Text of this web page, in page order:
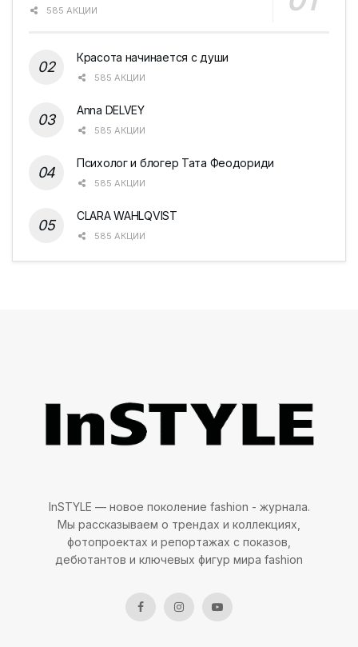
585 АКЦИИ
Красота начинается с души
585 АКЦИИ
Anna DELVEY
585 АКЦИИ
Психолог и блогер Тата Феодориди
585 АКЦИИ
CLARA WAHLQVIST
585 АКЦИИ
InSTYLE — новое поколение fashion - журнала.
Мы рассказываем о трендах и коллекциях,
фотопроектах и репортажах с показов,
дебютантов и ключевых фигур мира fashion